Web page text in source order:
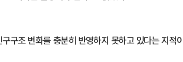
구조 변화를 충분히 반영하지 못하고 있다는 지적